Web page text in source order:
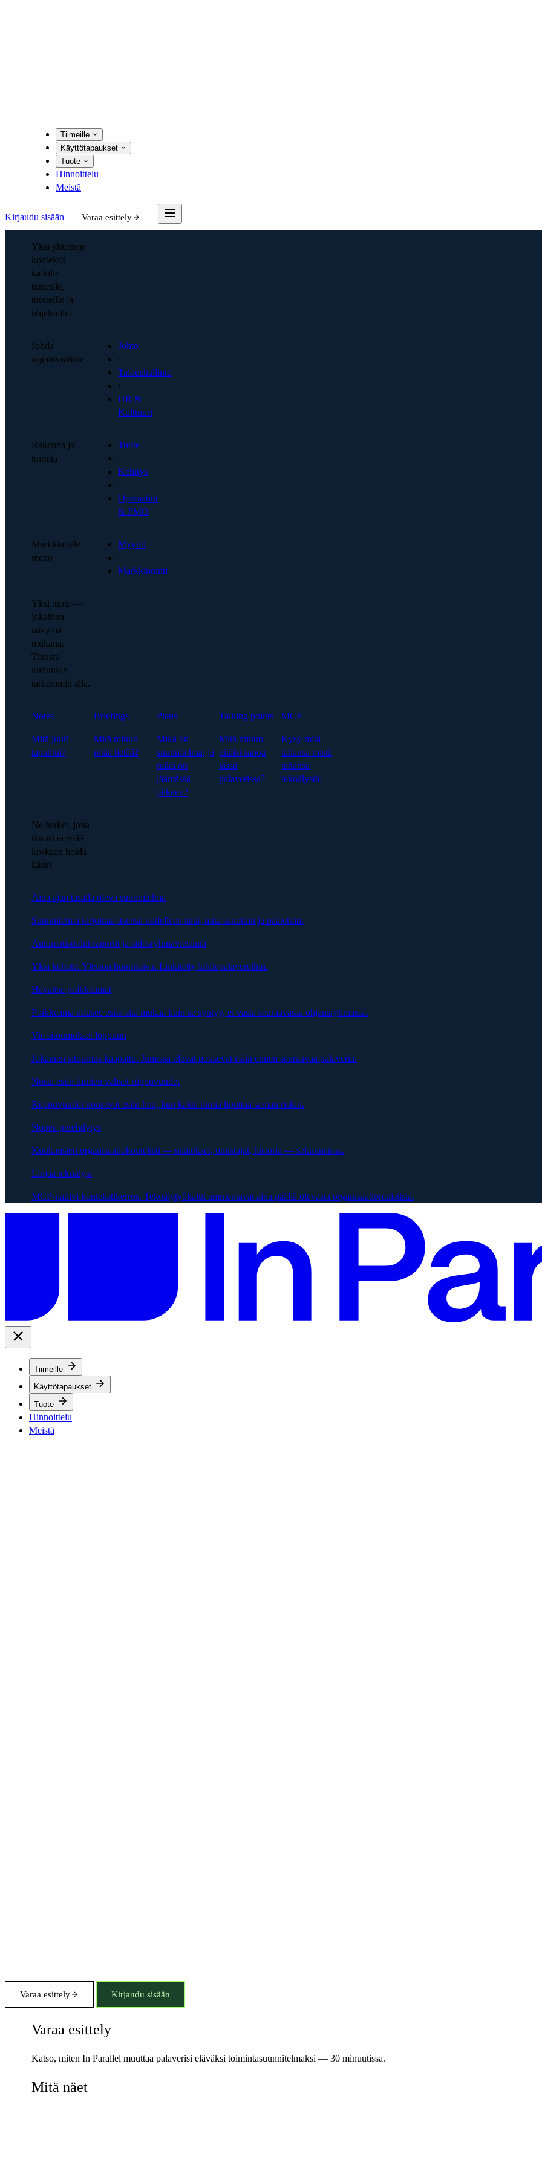
Tiimeille
Käyttötapaukset
Tuote
Hinnoittelu
Meistä
Kirjaudu sisään Varaa esittely
Yksi yhteinen
konteksti
kaikille
tiimeille,
tuotteille ja
ohjelmille.
Johda
organisaatiota
Johto
·
Taloushallinto
·
HR &
Kulttuuri
Rakenna ja
toimita
Tuote
·
Kehitys
·
Operaatiot
& PMO
Markkinoille
meno
Myynti
·
Markkinointi
Yksi tuote —
jokainen
näkymä
mukana.
Tutustu
kuhunkin
tarkemmin alla.
Notes
Mitä juuri
tapahtui?
Briefings
Mitä minun
pitää tietää?
Plans
Mikä on
suunnitelma, ja
mikä on
jäämässä
jälkeen?
Talking points
Mitä minun
pitäisi sanoa
tässä
palaverissa?
MCP
Kysy mitä
tahansa mistä
tahansa
tekoälystä.
Ne hetket, joita
tiimisi ei enää
koskaan hoida
käsin.
Aina ajan tasalla oleva suunnitelma
Suunnitelma kirjoittaa itsensä uudelleen siitä, mitä sanottiin ja päätettiin.
Automatisoidut raportit ja sidosryhmäviestintä
Yksi kehote. Yleisön huomioiva. Linkitetty lähdepalavereihin.
Havaitse poikkeamat
Poikkeama nousee esiin sitä mukaa kuin se syntyy, ei vasta seuraavassa ohjausryhmässä.
Vie sitoumukset loppuun
Jokainen sitoumus kaapattu. Jumissa olevat nousevat esiin ennen seuraavaa palaveria.
Nosta esiin tiimien väliset riippuvuudet
Riippuvuudet nousevat esiin heti, kun kaksi tiimiä liputtaa saman riskin.
Nopea perehdytys
Kuukausien organisaatiokonteksti — päätökset, omistajat, historia — sekunneissa.
Linjaa tekoälysi
MCP-natiivi kontekstikerros. Tekoälytyökalut ammentavat aina päällä olevasta organisaatiomuistista.
Tiimeille
Käyttötapaukset
Tuote
Hinnoittelu
Meistä
Varaa esittely Kirjaudu sisään
Varaa esittely
Katso, miten In Parallel muuttaa palaverisi eläväksi toimintasuunnitelmaksi — 30 minuutissa.
Mitä näet